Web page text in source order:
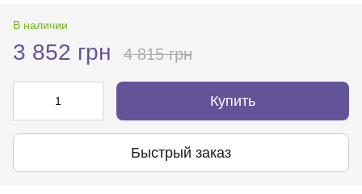
В наличии
3 852 грн 4 815 грн
Купить
Быстрый заказ